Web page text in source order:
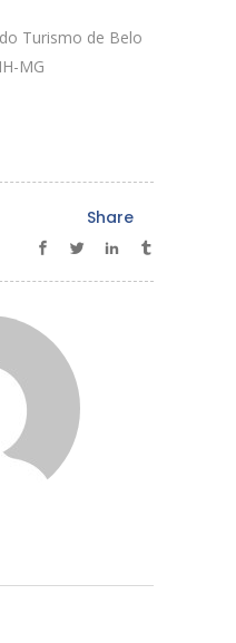
Turismo de Belo
MG
Share